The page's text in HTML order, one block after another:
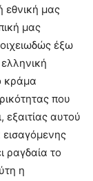
εθνική μας
μας
έξω
κράμα
που
αυτού
ραγδαία το
η